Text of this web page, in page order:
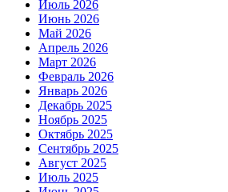
Июль 2026
Июнь 2026
Май 2026
Апрель 2026
Март 2026
Февраль 2026
Январь 2026
Декабрь 2025
Ноябрь 2025
Октябрь 2025
Сентябрь 2025
Август 2025
Июль 2025